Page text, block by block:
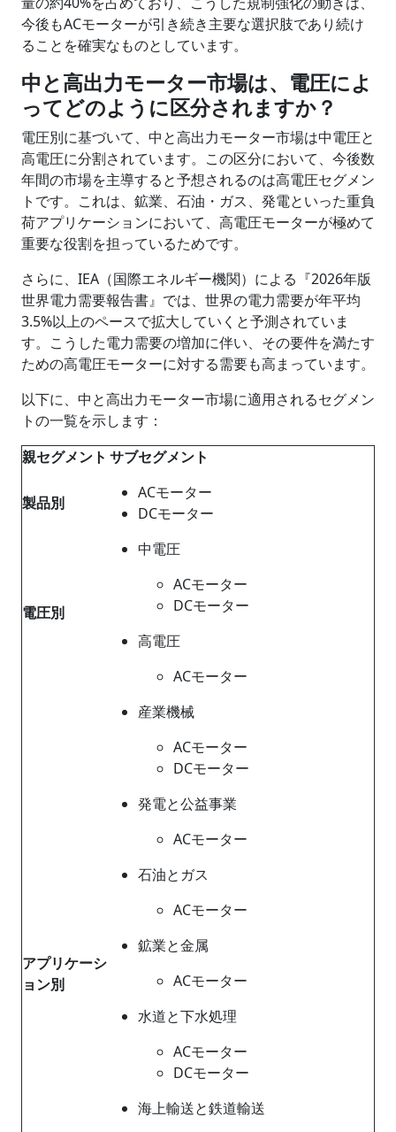
今後もACモーターが引き続き主要な選択肢であり続け
ることを確実なものとしています。
中と高出力モーター市場は、電圧によ
ってどのように区分されますか？
電圧別に基づいて、中と高出力モーター市場は中電圧と
高電圧に分割されています。この区分において、今後数
年間の市場を主導すると予想されるのは高電圧セグメン
トです。これは、鉱業、石油・ガス、発電といった重負
荷アプリケーションにおいて、高電圧モーターが極めて
重要な役割を担っているためです。
さらに、IEA（国際エネルギー機関）による『2026年版
世界電力需要報告書』では、世界の電力需要が年平均
3.5%以上のペースで拡大していくと予測されていま
す。こうした電力需要の増加に伴い、その要件を満たす
ための高電圧モーターに対する需要も高まっています。
以下に、中と高出力モーター市場に適用されるセグメン
トの一覧を示します：
親セグメント サブセグメント
製品別
ACモーター
DCモーター
電圧別
中電圧
ACモーター
DCモーター
高電圧
ACモーター
アプリケーシ
ョン別
産業機械
ACモーター
DCモーター
発電と公益事業
ACモーター
石油とガス
ACモーター
鉱業と金属
ACモーター
水道と下水処理
ACモーター
DCモーター
海上輸送と鉄道輸送